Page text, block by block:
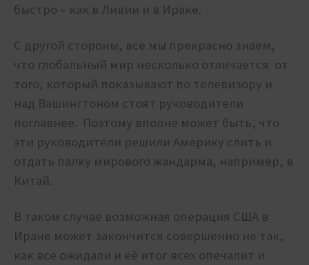
быстро – как в Ливии и в Ираке.
С другой стороны, все мы прекрасно знаем,
что глобальный мир несколько отличается от
того, который показывают по телевизору и
над Вашингтоном стоят руководители
поглавнее. Поэтому вполне может быть, что
эти руководители решили Америку слить и
отдать палку мирового жандарма, например, в
Китай.
В таком случае возможная операция США в
Иране может закончится совершенно не так,
как все ожидали и её итог всех опечалит и